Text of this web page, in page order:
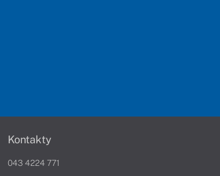
Kontakty
043 4224 771